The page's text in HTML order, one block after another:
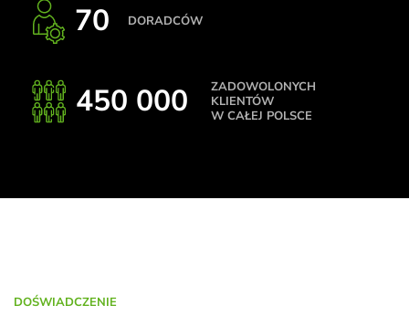
70 DORADCÓW
450 000
ZADOWOLONYCH
KLIENTÓW
W CAŁEJ POLSCE
DOŚWIADCZENIE